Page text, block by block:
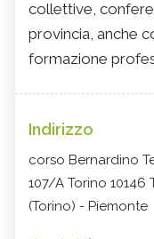
collettive,
provincia, anche
formazione
Indirizzo
corso Bernardino
107/A Torino 10146
(Torino) - Piemonte